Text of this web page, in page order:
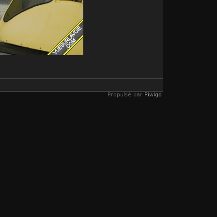
Propulsé par Piwigo